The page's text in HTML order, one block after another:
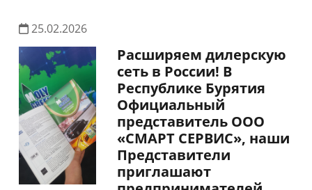
25.02.2026
Расширяем дилерскую
сеть в России! В
Республике Бурятия
Официальный
представитель ООО
«СМАРТ СЕРВИС», наши
Представители
приглашают